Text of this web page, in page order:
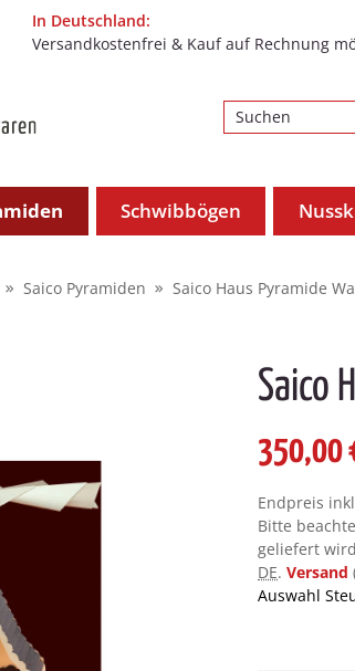
In Deutschland:
Versandkostenfrei & Kauf auf Rechnung
Schwibbögen
Saico Pyramiden Saico Haus Pyramide
Saico
350,00
Endpreis
Bitte
geliefert
DE. Versand
Auswahl